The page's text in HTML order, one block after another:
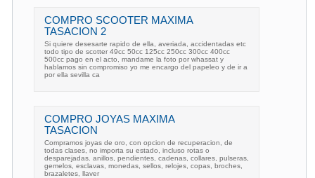
COMPRO SCOOTER MAXIMA
TASACION 2
Si quiere desesarte rapido de ella, averiada, accidentadas etc
todo tipo de scotter 49cc 50cc 125cc 250cc 300cc 400cc
500cc pago en el acto, mandame la foto por whassat y
hablamos sin compromiso yo me encargo del papeleo y de ir a
por ella sevilla ca
COMPRO JOYAS MAXIMA
TASACION
Compramos joyas de oro, con opcion de recuperacion, de
todas clases, no importa su estado, incluso rotas o
desparejadas. anillos, pendientes, cadenas, collares, pulseras,
gemelos, esclavas, monedas, sellos, relojes, copas, broches,
brazaletes, llaver